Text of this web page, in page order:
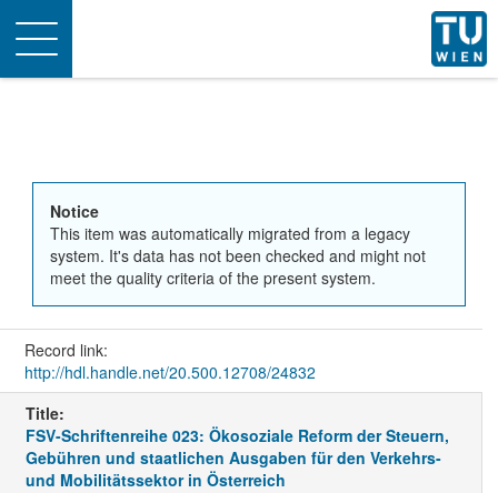
Toggle
navigation
Notice
This item was automatically migrated from a legacy
system. It's data has not been checked and might not
meet the quality criteria of the present system.
Record link:
http://hdl.handle.net/20.500.12708/24832
Title:
FSV-Schriftenreihe 023: Ökosoziale Reform der Steuern,
Gebühren und staatlichen Ausgaben für den Verkehrs-
und Mobilitätssektor in Österreich